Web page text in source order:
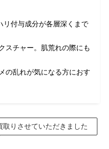
リ付与成分が各層深くまで
スチャー。肌荒れの際にも
の乱れが気になる方におす
りさせていただきました